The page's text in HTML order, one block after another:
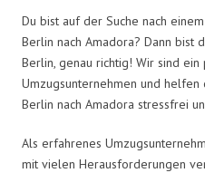
Du bist auf der Suche nach
Berlin nach Amadora? Dann bist
Berlin, genau richtig! Wir sind
Umzugsunternehmen und
Berlin nach Amadora stressfrei
Als erfahrenes
mit vielen Herausforderungen